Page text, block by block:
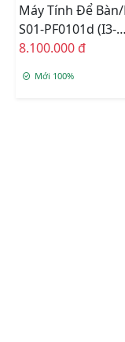
Máy Tính Để Bàn/
S01-PF0101d (i3-
9100/4GB RAM/1TB
HDD/DVDWR/
10) (7XE20AA)
8.100.000 đ
Mới 100%